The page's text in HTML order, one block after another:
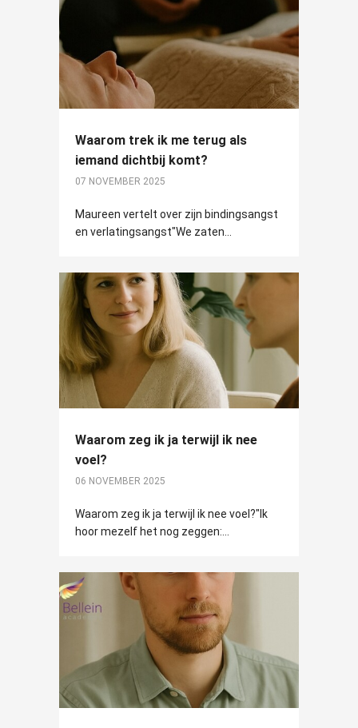
Waarom trek ik me terug als
iemand dichtbij komt?
07 NOVEMBER 2025
Maureen vertelt over zijn bindingsangst
en verlatingsangst"We zaten...
Waarom zeg ik ja terwijl ik nee
voel?
06 NOVEMBER 2025
Waarom zeg ik ja terwijl ik nee voel?"Ik
hoor mezelf het nog zeggen:...